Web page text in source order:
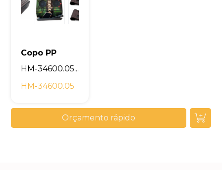
Copo PP
HM-34600.05...
HM-34600.05
Orçamento rápido